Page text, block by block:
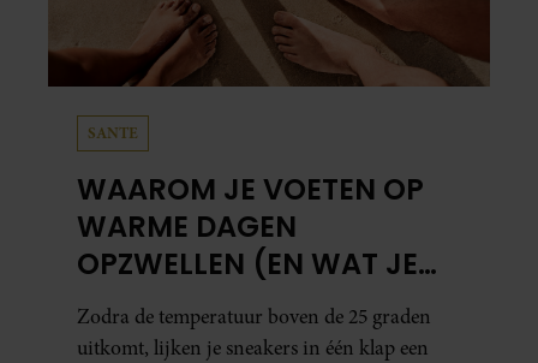
SANTE
WAAROM JE VOETEN OP
WARME DAGEN
OPZWELLEN (EN WAT JE
ERAAN KUNT DOEN)
Zodra de temperatuur boven de 25 graden
uitkomt, lijken je sneakers in één klap een